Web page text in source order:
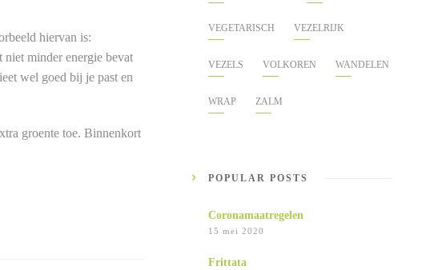
hiervan is:
niet minder energie bevat
wel goed bij je past en
groente toe. Binnenkort
VEGETARISCH VEZELRIJK
VEZELS VOLKOREN WANDELEN
WRAP ZALM
POPULAR POSTS
Coronamaatregelen
15 mei 2020
Frittata